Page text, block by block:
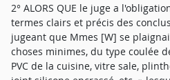
2° ALORS QUE le juge a
termes clairs et précis des
jugeant que Mmes [W] se
choses minimes, du type coulée
PVC de la cuisine, vitre sale,